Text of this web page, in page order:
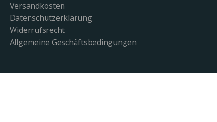
Versandkosten
Datenschutzerklärung
Widerrufsrecht
Allgemeine Geschäftsbedingungen